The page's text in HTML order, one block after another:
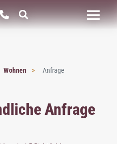
Wohnen Anfrage
Anfrage